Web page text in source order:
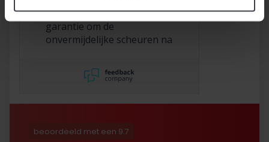
Gebruik gemaakt van de
garantie om de
onvermijdelijke scheuren na
en dat hebben ze super
netjes gedaan!
beoordeeld met een 9.7